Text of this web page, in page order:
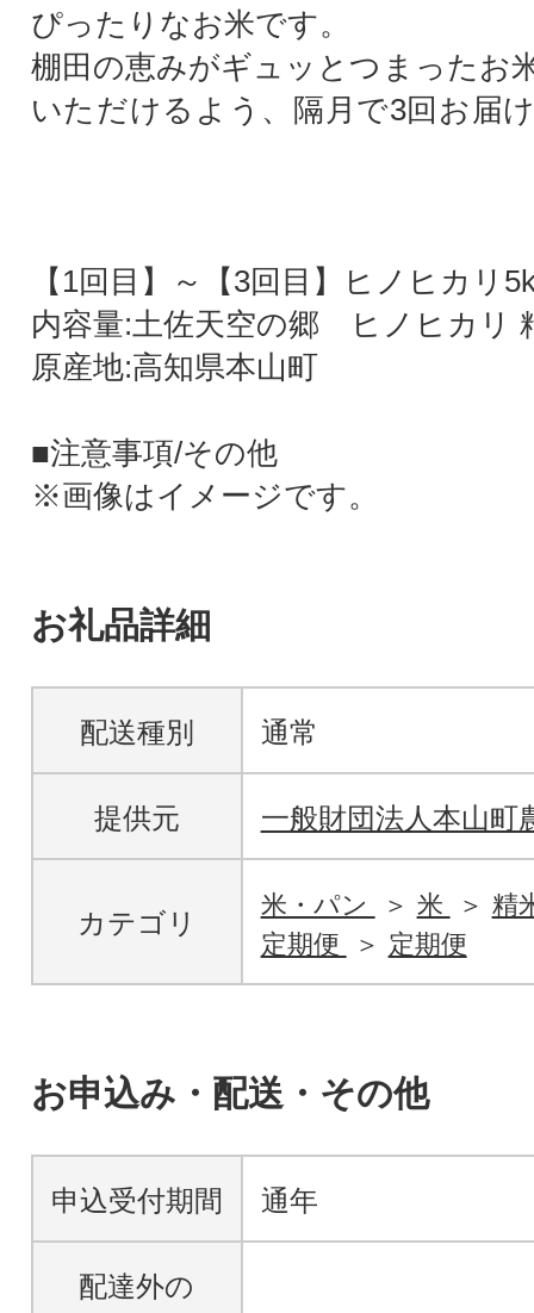
ぴったりなお米です。
棚田の恵みがギュッとつまったお
いただけるよう、隔月で3回お届
【1回目】～【3回目】ヒノヒカリ
内容量:土佐天空の郷 ヒノヒカリ
原産地:高知県本山町
■注意事項/その他
※画像はイメージです。
お礼品詳細
配送種別 通常
提供元 一般財団法人本山町
カテゴリ
米・パン 米
精
定期便
定期便
お申込み・配送・その他
申込受付期間 通年
配達外の